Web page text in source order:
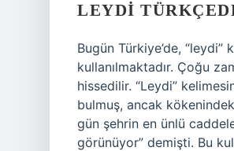
LEYDI
Bugün Türkiye’de,
kullanılmaktadır. Çoğu
hissedilir. “Leydi”
bulmuş, ancak
gün şehrin en ünlü
görünüyor” demişti. Bu